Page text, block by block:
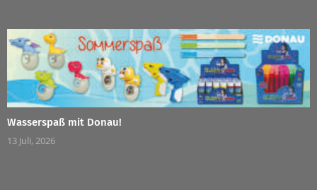
Wasserspaß mit Donau!
13 Juli, 2026